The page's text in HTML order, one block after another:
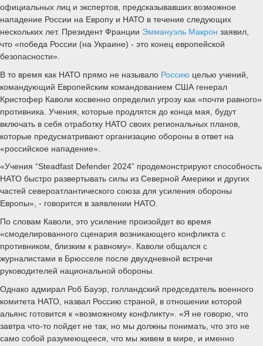
официальных лиц и экспертов, предсказывавших возможное
нападение России на Европу и НАТО в течение следующих
нескольких лет. Президент Франции Эммануэль Макрон заявил,
что «победа России (на Украине) - это конец европейской
безопасности».
В то время как НАТО прямо не называло Россию целью учений,
командующий Европейским командованием США генерал
Кристофер Каволи косвенно определил угрозу как «почти равного»
противника. Учения, которые продлятся до конца мая, будут
включать в себя отработку НАТО своих региональных планов,
которые предусматривают организацию обороны в ответ на
«российское нападение».
«Учения “Steadfast Defender 2024” продемонстрируют способность
НАТО быстро развертывать силы из Северной Америки и других
частей североатлантического союза для усиления обороны
Европы», - говорится в заявлении НАТО.
По словам Каволи, это усиление произойдет во время
«смоделированного сценария возникающего конфликта с
противником, близким к равному». Каволи общался с
журналистами в Брюсселе после двухдневной встречи
руководителей национальной обороны.
Однако адмирал Роб Бауэр, голландский председатель военного
комитета НАТО, назвал Россию страной, в отношении которой
альянс готовится к «возможному конфликту». «Я не говорю, что
завтра что-то пойдет не так, но мы должны понимать, что это не
само собой разумеющееся, что мы живем в мире, и именно